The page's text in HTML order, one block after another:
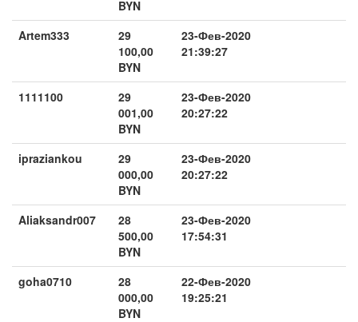
BYN
Artem333
29
100,00
BYN
23-Фев-2020
21:39:27
1111100
29
001,00
BYN
23-Фев-2020
20:27:22
ipraziankou
29
000,00
BYN
23-Фев-2020
20:27:22
Aliaksandr007
28
500,00
BYN
23-Фев-2020
17:54:31
goha0710
28
000,00
BYN
22-Фев-2020
19:25:21